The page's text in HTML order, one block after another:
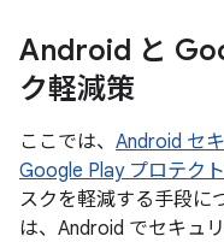
Android と
ク軽減策
ここでは、 Android セ
Google Play プロテクト
スクを軽減する手段に
は、Android でセキュ